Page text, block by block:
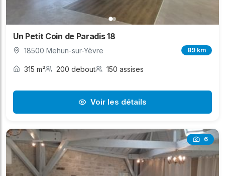
Un Petit Coin de Paradis 18
18500 Mehun-sur-Yèvre 89 km
315 m² 200 debout 150 assises
Voir les détails
6